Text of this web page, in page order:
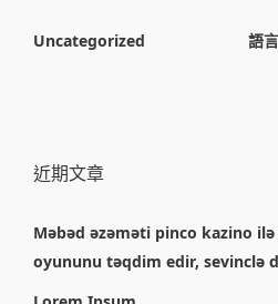
Uncategorized 語言
近期文章
Məbəd əzəməti pinco kazino
oyununu təqdim edir, sevinclə